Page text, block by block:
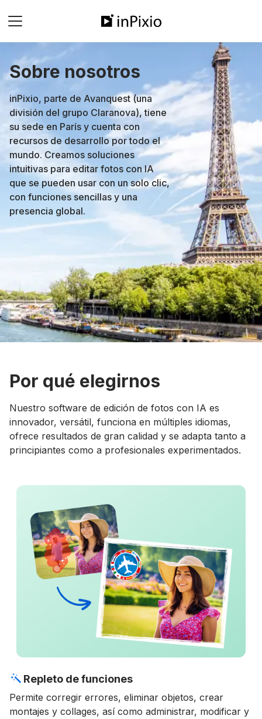
Sobre nosotros
inPixio, parte de Avanquest (una
división del grupo Claranova), tiene
su sede en París y cuenta con
recursos de desarrollo por todo el
mundo. Creamos soluciones
intuitivas para editar fotos con IA
que se pueden usar con un solo clic,
con funciones sencillas y una
presencia global.
Por qué elegirnos
Nuestro software de edición de fotos con IA es
innovador, versátil, funciona en múltiples idiomas,
ofrece resultados de gran calidad y se adapta tanto a
principiantes como a profesionales experimentados.
Repleto de funciones
Permite corregir errores, eliminar objetos, crear
montajes y collages, así como administrar, modificar y